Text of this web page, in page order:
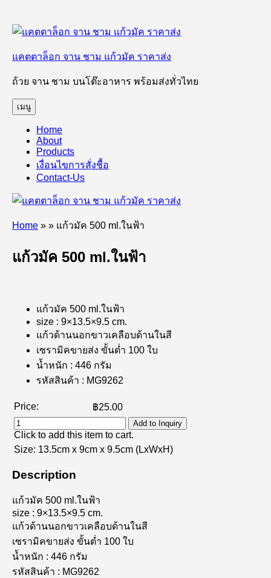
ข้าม
ยัง
บทความ
แคตตาล็อก จาน ชาม แก้วมัค ราคาส่ง
ถ้วย จาน ชาม บนโต๊ะอาหาร พร้อมส่งทั่วไทย
เมนู
Home
About
Products
เงื่อนไขการสั่งชื้อ
Contact-Us
Home » » แก้วมัค 500 ml.ในฟ้า
แก้วมัค 500 ml.ในฟ้า
แก้วมัค 500 ml.ในฟ้า
size : 9×13.5×9.5 cm.
แก้วด้านนอกขาวเคลือบด้านในสี
เซรามิคขายส่ง ขั้นต่ำ 100 ใบ
น้ำหนัก : 446 กรัม
รหัสสินค้า : MG9262
Price: ฿25.00
Add to Inquiry
Click to add this item to cart.
Size: 13.5cm x 9cm x 9.5cm (LxWxH)
Description
แก้วมัค 500 ml.ในฟ้า
size : 9×13.5×9.5 cm.
แก้วด้านนอกขาวเคลือบด้านในสี
เซรามิคขายส่ง ขั้นต่ำ 100 ใบ
น้ำหนัก : 446 กรัม
รหัสสินค้า : MG9262